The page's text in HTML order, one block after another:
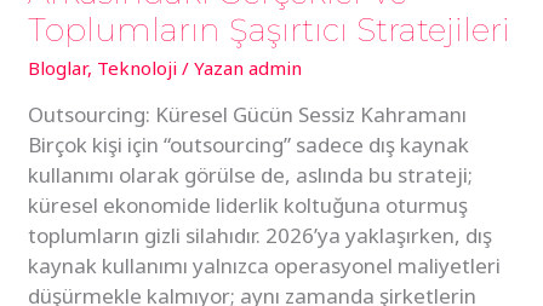
Toplumların Şaşırtıcı Stratejileri
Bloglar, Teknoloji / Yazan admin
Outsourcing: Küresel Gücün Sessiz Kahramanı
Birçok kişi için “outsourcing” sadece dış kaynak
kullanımı olarak görülse de, aslında bu strateji;
küresel ekonomide liderlik koltuğuna oturmuş
toplumların gizli silahıdır. 2026’ya yaklaşırken, dış
kaynak kullanımı yalnızca operasyonel maliyetleri
düşürmekle kalmıyor; aynı zamanda şirketlerin
ve
Toplumların
Şaşırtıcı
Stratejileri